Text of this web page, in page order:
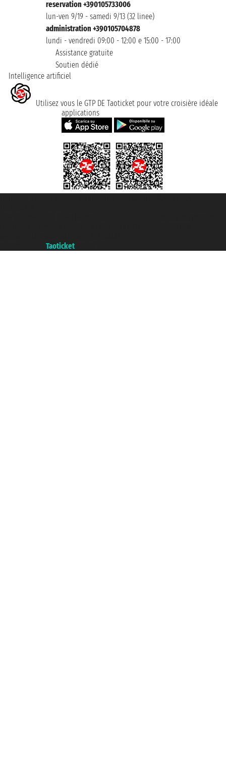
reservation +390105733006
lun-ven 9/19 - samedi 9/13 (32 linee)
administration +390105704878
lundi - vendredi 09:00 - 12:00 e 15:00 - 17:00
Assistance gratuite
Soutien dédié
Intelligence artificiel
Utilisez vous le GTP DE Taoticket pour votre croisière idéale
applications
Taoticket